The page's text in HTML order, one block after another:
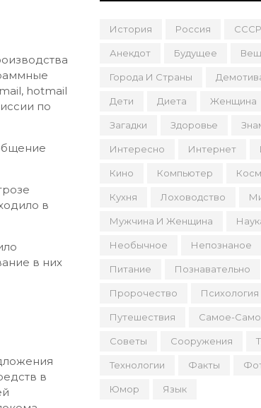
hotmail
по
в
в них
в
История Россия СССР
Анекдот Будущее
Города И Страны
Дети Диета Женщина
Загадки Здоровье
Интересно Интернет
Кино Компьютер
Кухня Лоховодство
Мужчина И Женщина
Необычное Непознаное
Питание Познавательно
Пророчество Психология
Путешествия Самое-
Советы Сооружения
Технологии Факты
Юмор Язык